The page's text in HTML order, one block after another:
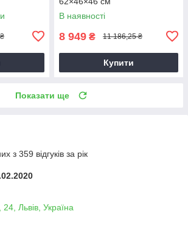
В наявності
8 949 ₴ 11 186,25 ₴
Купити
Показати ще
з 359 відгуків за рік
Львів, Україна